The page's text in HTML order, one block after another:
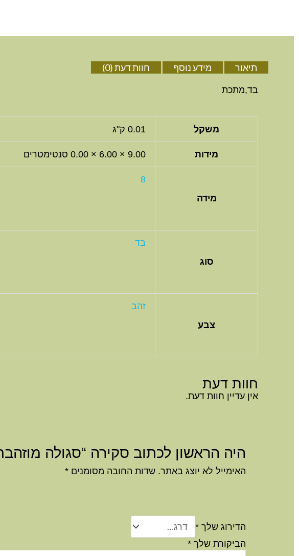
תיאור מידע נוסף חוות דעת (0)
בד,מתכת
משקל 0.01 ק"ג
מידות 9.00 × 6.00 × 0.00 סנטימטרים
מידה
8
סוג
בד
צבע
זהב
חוות דעת
אין עדיין חוות דעת.
היה הראשון לכתוב סקירה “סגולה מוזהבת 8×5 ס"מ "לרפואה
האימייל לא יוצג באתר. שדות החובה מסומנים *
הדירוג שלך *
הביקורת שלך *